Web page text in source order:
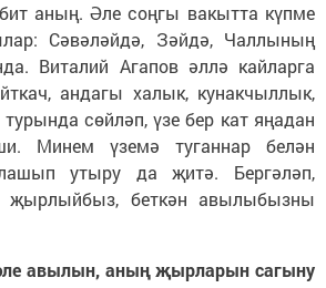
аның. Әле соңгы вакытта күпме
Сәвәләйдә, Зәйдә, Чаллының
Виталий Агапов әллә кайларга
андагы халык, кунакчыллык,
сөйләп, үзе бер кат яңадан
Минем үземә туганнар белән
утыру да җитә. Бергәләп,
җырлыйбыз, беткән авылыбызны
авылын, аның җырларын сагыну